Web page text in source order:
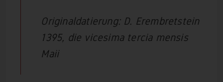
Originaldatierung: D. Erembretstein
1395, die vicesima tercia mensis
Maii